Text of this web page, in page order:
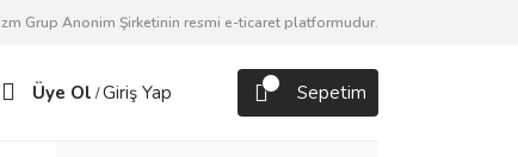
Grup Anonim Şirketinin resmi e-ticaret platformudur.
Üye Ol /Giriş Yap Sepetim